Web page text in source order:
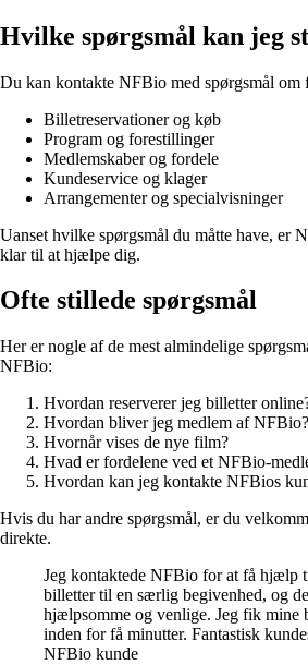
Hvilke spørgsmål kan jeg
Du kan kontakte NFBio med spørgsmål om
Billetreservationer og køb
Program og forestillinger
Medlemskaber og fordele
Kundeservice og klager
Arrangementer og specialvisninger
Uanset hvilke spørgsmål du måtte have, er
klar til at hjælpe dig.
Ofte stillede spørgsmål
Her er nogle af de mest almindelige
NFBio:
Hvordan reserverer jeg billetter
Hvordan bliver jeg medlem af NFBio?
Hvornår vises de nye film?
Hvad er fordelene ved et NFBio-
Hvordan kan jeg kontakte NFBios
Hvis du har andre spørgsmål, er du
direkte.
Jeg kontaktede NFBio for at få hjælp
billetter til en særlig begivenhed, og
hjælpsomme og venlige. Jeg fik mine
inden for få minutter. Fantastisk
NFBio kunde